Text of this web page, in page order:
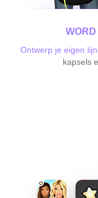
Ontwerp je eigen
kapsels